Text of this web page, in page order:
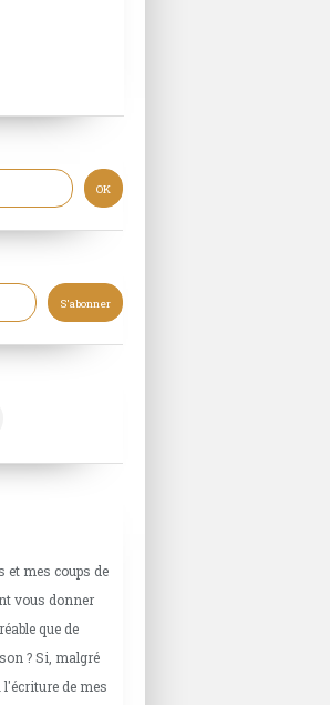
APÉRITIF
PLANCHA
DE MER
et mes coups de
vous donner
que de
? Si, malgré
de mes